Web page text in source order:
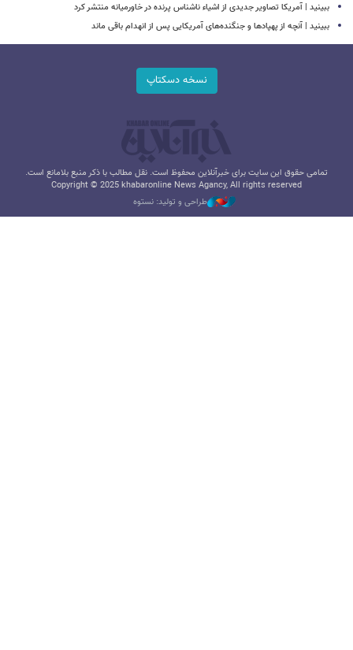
ببینید | آمریکا تصاویر جدیدی از اشیاء ناشناس پرنده در خاورمیانه منتشر کرد
ببینید | آنچه از پهپادها و جنگنده‌های آمریکایی پس از انهدام باقی ماند
نسخه دسکتاپ
تمامی حقوق این سایت برای خبرآنلاین محفوظ است. نقل مطالب با ذکر منبع بلامانع است.
Copyright © 2025 khabaronline News Agancy, All rights reserved
طراحی و تولید: نستوه